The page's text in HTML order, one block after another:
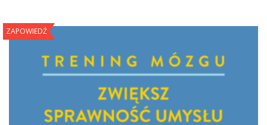
ZAPOWIEDŹ